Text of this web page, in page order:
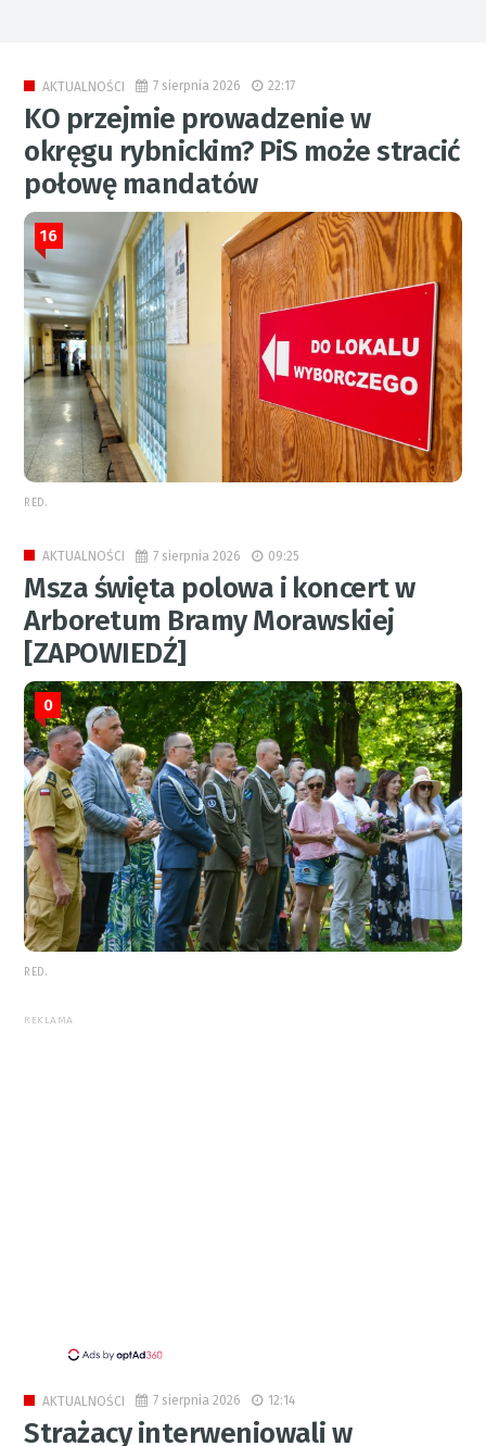
AKTUALNOŚCI 7 sierpnia 2026 22:17
KO przejmie prowadzenie w
okręgu rybnickim? PiS może stracić
połowę mandatów
16
RED.
AKTUALNOŚCI 7 sierpnia 2026 09:25
Msza święta polowa i koncert w
Arboretum Bramy Morawskiej
[ZAPOWIEDŹ]
0
RED.
REKLAMA
AKTUALNOŚCI 7 sierpnia 2026 12:14
Strażacy interweniowali w